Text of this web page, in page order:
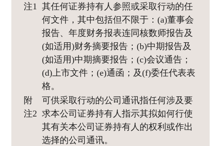
注1 其任何证券持有人参照或采取行动的任
何文件，其中包括但不限于：(a)董事会
报告、年度财务报表连同核数师报告及
(如适用)财务摘要报告；(b)中期报告及
(如适用)中期摘要报告；(c)会议通告；
(d)上市文件；(e)通函；及(f)委任代表表
格。
附
注2
可供采取行动的公司通讯指任何涉及要
求本公司证券持有人指示其拟如何行使
其有关本公司证券持有人的权利或作出
选择的公司通讯。